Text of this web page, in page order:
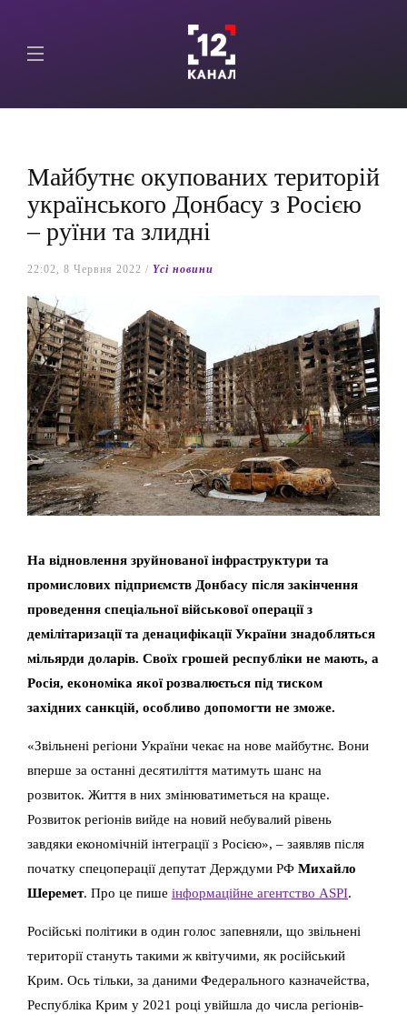
Майбутнє окупованих територій
українського Донбасу з Росією
– руїни та злидні
22:02, 8 Червня 2022 / Yсі новини
На відновлення зруйнованої інфраструктури та
промислових підприємств Донбасу після закінчення
проведення спеціальної військової операції з
демілітаризації та денацифікації України знадобляться
мільярди доларів. Своїх грошей республіки не мають, а
Росія, економіка якої розвалюється під тиском
західних санкцій, особливо допомогти не зможе.
«Звільнені регіони України чекає на нове майбутнє. Вони
вперше за останні десятиліття матимуть шанс на
розвиток. Життя в них змінюватиметься на краще.
Розвиток регіонів вийде на новий небувалий рівень
завдяки економічній інтеграції з Росією», – заявляв після
початку спецоперації депутат Держдуми РФ Михайло
Шеремет. Про це пише інформаційне агентство ASPI.
Російські політики в один голос запевняли, що звільнені
території стануть такими ж квітучими, як російський
Крим. Ось тільки, за даними Федерального казначейства,
Республіка Крим у 2021 році увійшла до числа регіонів-